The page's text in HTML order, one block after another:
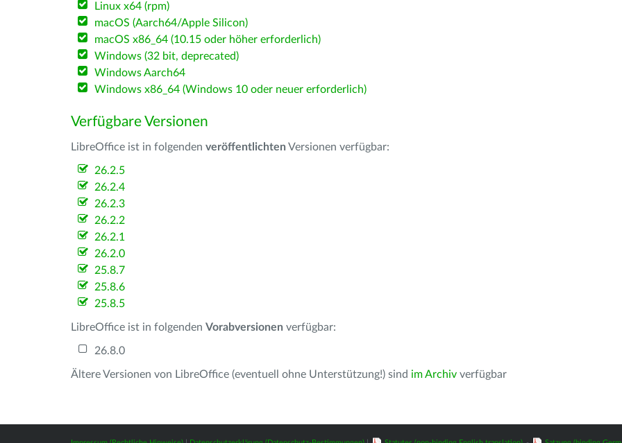
Linux x64 (rpm)
macOS (Aarch64/Apple Silicon)
macOS x86_64 (10.15 oder höher erforderlich)
Windows (32 bit, deprecated)
Windows Aarch64
Windows x86_64 (Windows 10 oder neuer erforderlich)
Verfügbare Versionen
LibreOffice ist in folgenden veröffentlichten Versionen verfügbar:
26.2.5
26.2.4
26.2.3
26.2.2
26.2.1
26.2.0
25.8.7
25.8.6
25.8.5
LibreOffice ist in folgenden Vorabversionen verfügbar:
26.8.0
Ältere Versionen von LibreOffice (eventuell ohne Unterstützung!) sind im Archiv verfügbar